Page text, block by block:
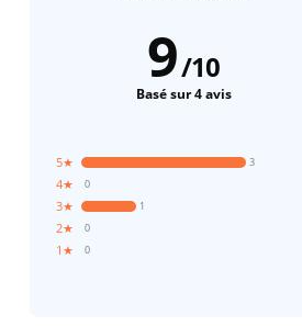
0
1★
0
2★
1
3★
0
4★
3
5★
9/10
Basé sur 4 avis